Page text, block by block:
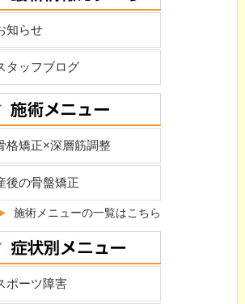
知らせ
タッフブログ
格矯正×深層筋調整
後の骨盤矯正
施術メニューの一覧はこちら
ポーツ障害